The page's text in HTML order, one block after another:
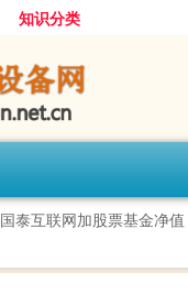
知识分类
国泰互联网加股票基金净